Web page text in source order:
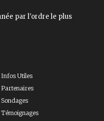
par l'ordre le plus
Infos Utiles
Partenaires
Sondages
Témoignages